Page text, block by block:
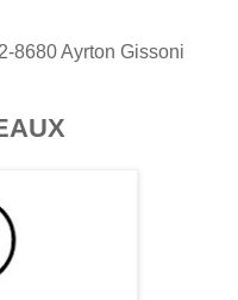
8680 Ayrton Gissoni